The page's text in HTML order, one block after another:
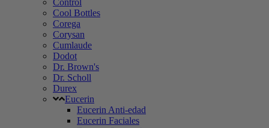
Control
Cool Bottles
Corega
Corysan
Cumlaude
Dodot
Dr. Brown's
Dr. Scholl
Durex
Eucerin
Eucerin Anti-edad
Eucerin Faciales